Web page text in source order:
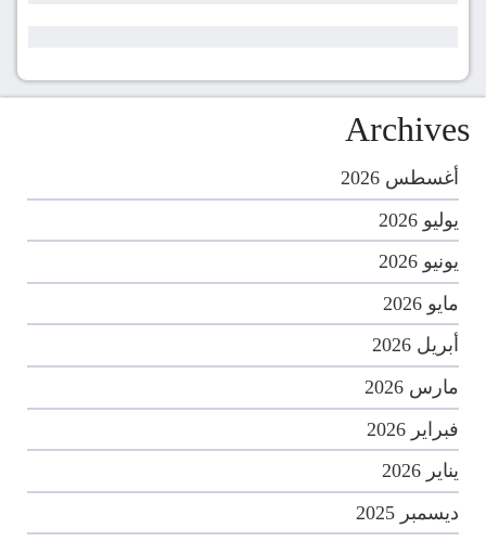
Archives
أغسطس 2026
يوليو 2026
يونيو 2026
مايو 2026
أبريل 2026
مارس 2026
فبراير 2026
يناير 2026
ديسمبر 2025